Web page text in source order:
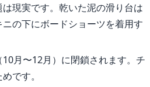
は現実です。乾いた泥の滑り台は
の下にボードショーツを着用す
月〜12月）に閉鎖されます。チ
です。